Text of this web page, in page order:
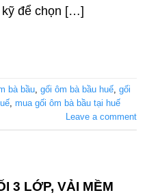
để chọn […]
bà bầu, gối ôm bà bầu huế, gối
, mua gối ôm bà bầu tại huế
Leave a comment
3 LỚP, VẢI MỀM